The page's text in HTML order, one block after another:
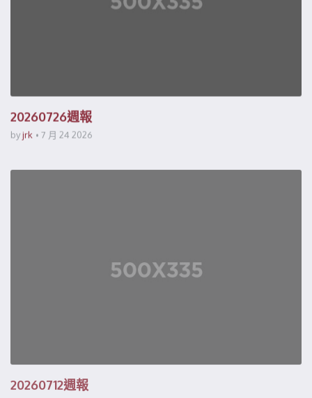
20260726週報
byjrk 7 月 24 2026
20260712週報